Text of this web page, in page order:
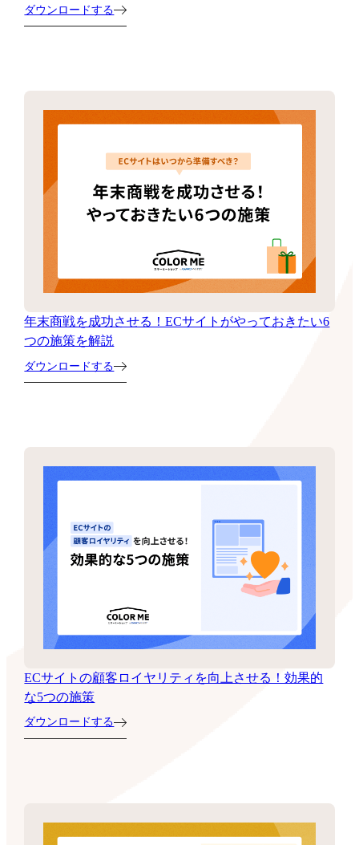
ダウンロードする
年末商戦を成功させる！ECサイトがやっておきたい6
つの施策を解説
ダウンロードする
ECサイトの顧客ロイヤリティを向上させる！効果的
な5つの施策
ダウンロードする